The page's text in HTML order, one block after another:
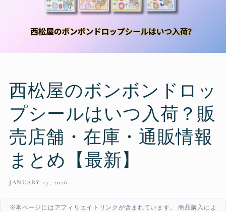
西松屋のボンボンドロッ
プシールはいつ入荷？販
売店舗・在庫・通販情報
まとめ【最新】
JANUARY 27, 2026
※本ページにはアフィリエイトリンクが含まれています。 商品購入によ